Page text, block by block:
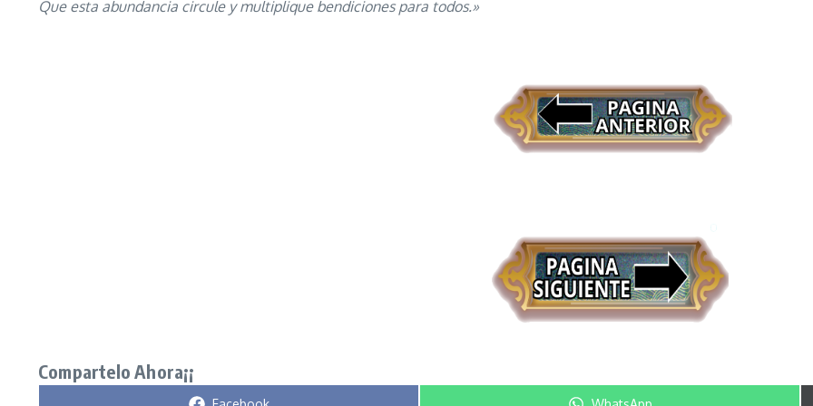
Que esta abundancia circule y multiplique bendiciones para todos.»
Compartelo Ahora¡¡
Compartir en Compartir en